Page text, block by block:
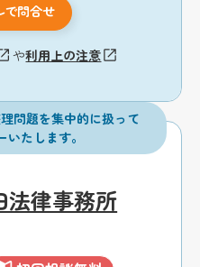
で問合せ
や利用上の注意
問題を集中的に扱って
たします。
法律事務所